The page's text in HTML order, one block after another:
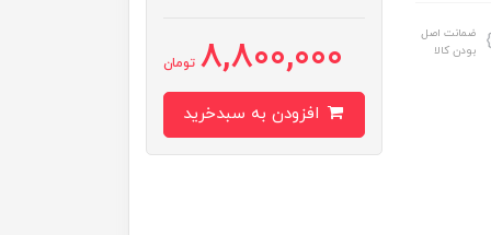
ضمانت اصل
بودن کالا
8,800,000 تومان